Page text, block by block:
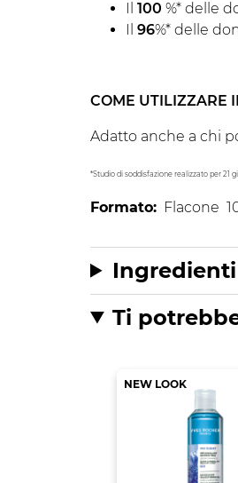
Il 100 %* delle
Il 96%* delle
COME UTILIZZARE
Adatto anche a chi
*Studio di soddisfazione realizzato per 21
Formato: Flacone
Ingredienti
Ti
NEW LOOK